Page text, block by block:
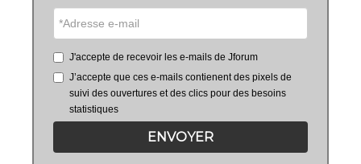
J'accepte de recevoir les e-mails de Jforum
J’accepte que ces e-mails contienent des pixels de
suivi des ouvertures et des clics pour des besoins
statistiques
ENVOYER